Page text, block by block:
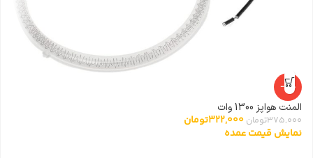
-14%
المنت هواپز 1300 وات
375,000تومان 322,000تومان
نمایش قیمت عمده